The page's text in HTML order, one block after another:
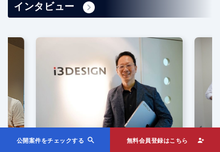
インタビュー
公開案件をチェックする 無料会員登録はこちら